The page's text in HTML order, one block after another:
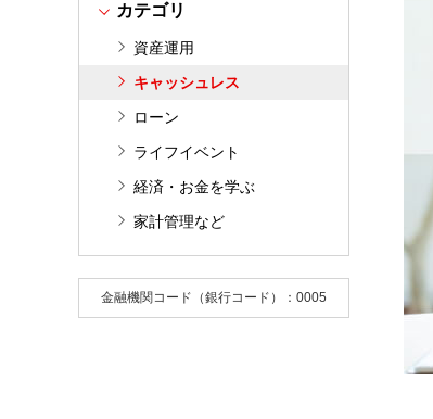
カテゴリ
資産運用
キャッシュレス
ローン
ライフイベント
経済・お金を学ぶ
家計管理など
金融機関コード（銀行コード）：0005